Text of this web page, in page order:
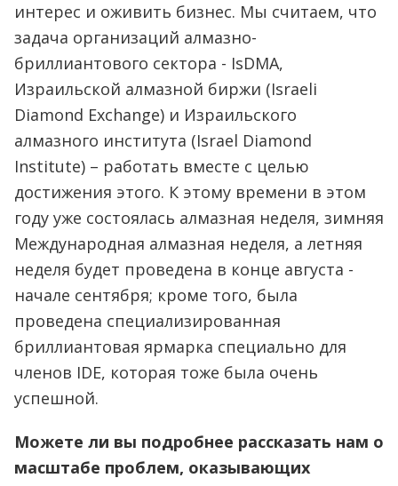
интерес и оживить бизнес. Мы считаем, что
задача организаций алмазно-
бриллиантового сектора - IsDMA,
Израильской алмазной биржи (Israeli
Diamond Exchange) и Израильского
алмазного института (Israel Diamond
Institute) – работать вместе с целью
достижения этого. К этому времени в этом
году уже состоялась алмазная неделя, зимняя
Международная алмазная неделя, а летняя
неделя будет проведена в конце августа -
начале сентября; кроме того, была
проведена специализированная
бриллиантовая ярмарка специально для
членов IDE, которая тоже была очень
успешной.
Можете ли вы подробнее рассказать нам о
масштабе проблем, оказывающих